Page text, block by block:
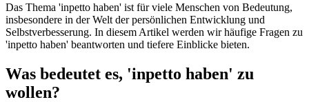
Das Thema 'inpetto haben' ist für viele Menschen von Bedeutung,
insbesondere in der Welt der persönlichen Entwicklung und
Selbstverbesserung. In diesem Artikel werden wir häufige Fragen zu
'inpetto haben' beantworten und tiefere Einblicke bieten.
Was bedeutet es, 'inpetto haben' zu
wollen?